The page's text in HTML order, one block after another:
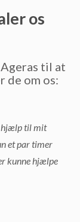
os
til at
de om os:
hjælp til mit
et par timer
kunne hjælpe